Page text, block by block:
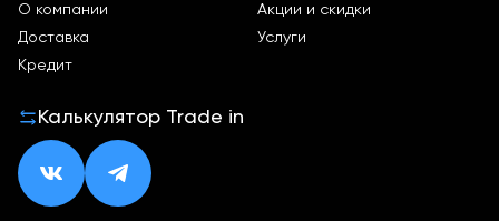
О компании
Доставка
Кредит
Акции и скидки
Услуги
Калькулятор Trade in